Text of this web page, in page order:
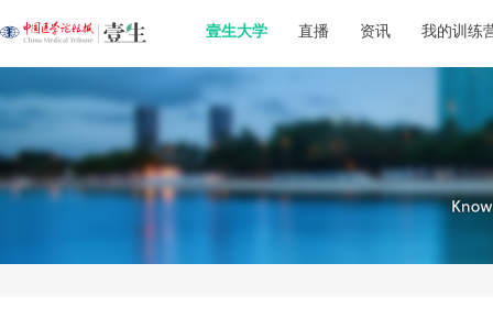
壹生大学 直播 资讯 我的训练